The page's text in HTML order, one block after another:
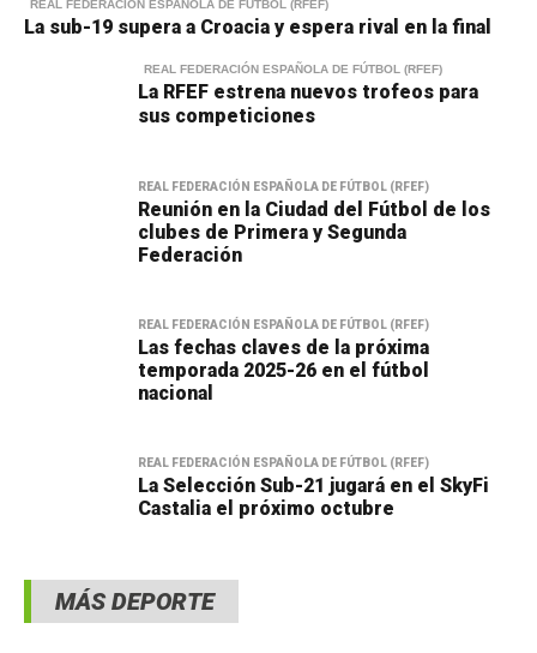
REAL FEDERACIÓN ESPAÑOLA DE FÚTBOL (RFEF)
La sub-19 supera a Croacia y espera rival en la final
REAL FEDERACIÓN ESPAÑOLA DE FÚTBOL (RFEF)
La RFEF estrena nuevos trofeos para
sus competiciones
REAL FEDERACIÓN ESPAÑOLA DE FÚTBOL (RFEF)
Reunión en la Ciudad del Fútbol de los
clubes de Primera y Segunda
Federación
REAL FEDERACIÓN ESPAÑOLA DE FÚTBOL (RFEF)
Las fechas claves de la próxima
temporada 2025-26 en el fútbol
nacional
REAL FEDERACIÓN ESPAÑOLA DE FÚTBOL (RFEF)
La Selección Sub-21 jugará en el SkyFi
Castalia el próximo octubre
MÁS DEPORTE